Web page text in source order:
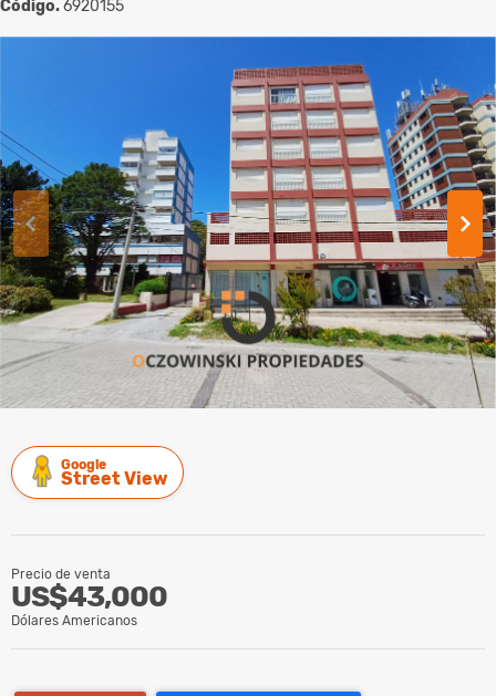
Código.6920155
Google
Street View
Precio de venta
US$43,000
Dólares Americanos